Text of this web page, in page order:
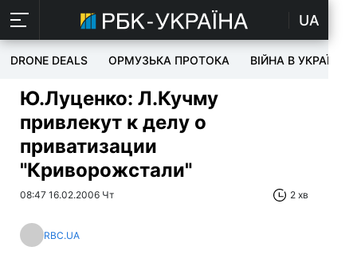
UA
DRONE DEALS ОРМУЗЬКА ПРОТОКА ВІЙНА В УКРАЇНІ
Ю.Луценко: Л.Кучму
привлекут к делу о
приватизации
"Криворожстали"
08:47 16.02.2006 Чт 2 хв
RBC.UA